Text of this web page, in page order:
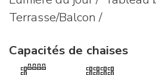
Terrasse/Balcon /
Capacités de chaises